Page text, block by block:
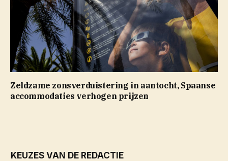
Zeldzame zonsverduistering in aantocht, Spaanse
accommodaties verhogen prijzen
KEUZES VAN DE REDACTIE